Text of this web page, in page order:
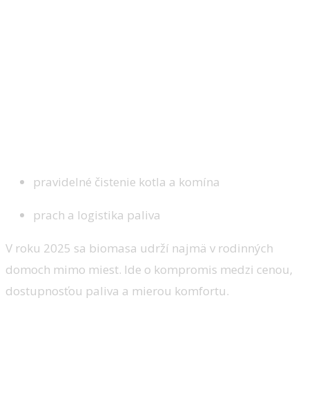
pravidelné čistenie kotla a komína
prach a logistika paliva
V roku 2025 sa biomasa udrží najmä v rodinných
domoch mimo miest. Ide o kompromis medzi cenou,
dostupnosťou paliva a mierou komfortu.